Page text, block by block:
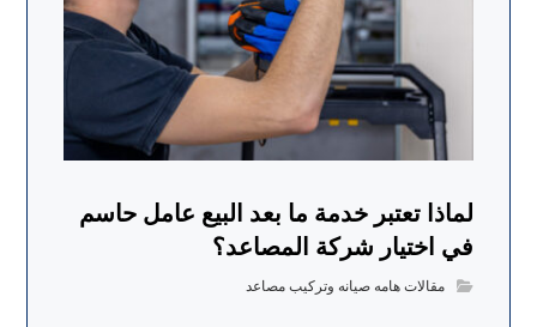
لماذا تعتبر خدمة ما بعد البيع عامل حاسم
في اختيار شركة المصاعد؟
مقالات هامه صيانه وتركيب مصاعد